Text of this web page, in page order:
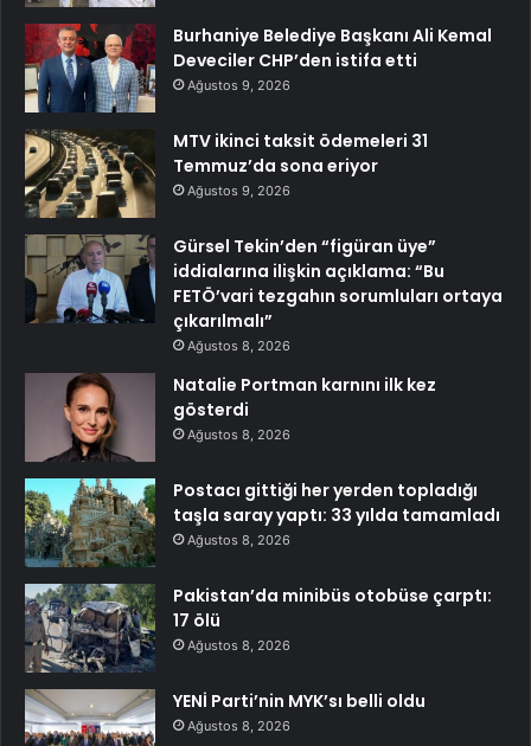
Burhaniye Belediye Başkanı Ali Kemal
Deveciler CHP’den istifa etti
Ağustos 9, 2026
MTV ikinci taksit ödemeleri 31
Temmuz’da sona eriyor
Ağustos 9, 2026
Gürsel Tekin’den “figüran üye”
iddialarına ilişkin açıklama: “Bu
FETÖ’vari tezgahın sorumluları ortaya
çıkarılmalı”
Ağustos 8, 2026
Natalie Portman karnını ilk kez
gösterdi
Ağustos 8, 2026
Postacı gittiği her yerden topladığı
taşla saray yaptı: 33 yılda tamamladı
Ağustos 8, 2026
Pakistan’da minibüs otobüse çarptı:
17 ölü
Ağustos 8, 2026
YENİ Parti’nin MYK’sı belli oldu
Ağustos 8, 2026